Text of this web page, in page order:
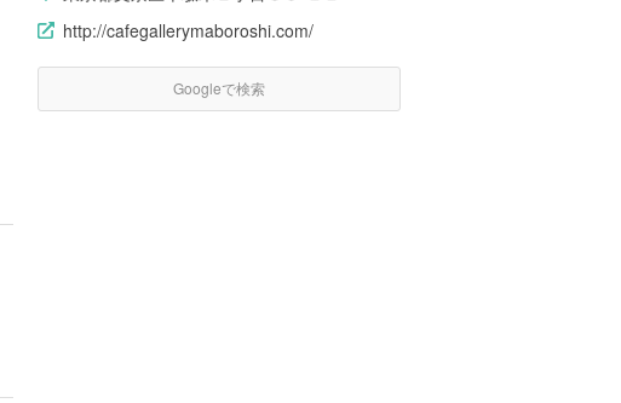
http://cafegallerymaboroshi.com/
Googleで検索